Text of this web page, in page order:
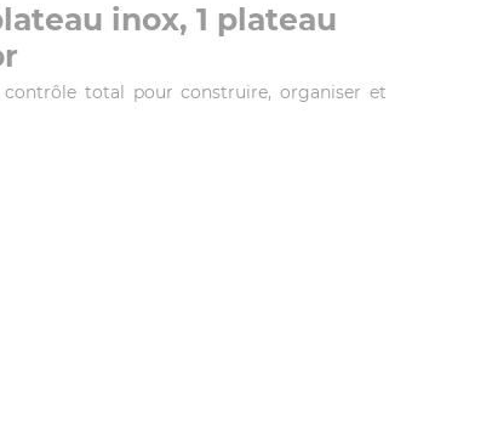
inox, 1 plateau
total pour construire, organiser et